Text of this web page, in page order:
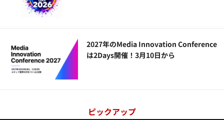
2027年のMedia Innovation Conference
は2Days開催！3月10日から
ピックアップ